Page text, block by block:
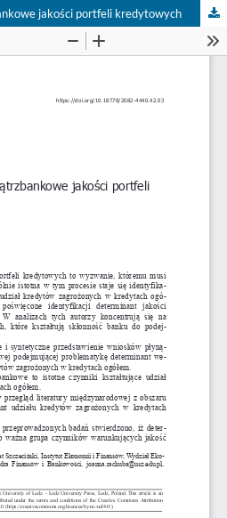
jakości portfeli kredytowych